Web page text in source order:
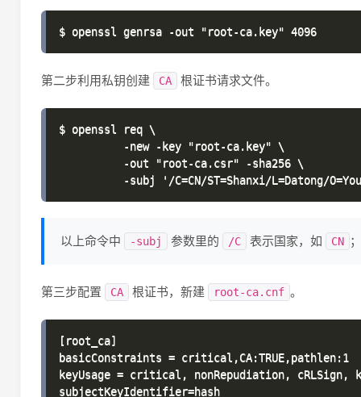
第二步利用私钥创建 CA 根证书请求文件。
$ openssl req \
          -new -key "root-ca.key" \
          -out "root-ca.csr" -sha256 \
以上命令中 -subj 参数里的 /C 表示国家，如 CN ；
第三步配置 CA 根证书，新建 root-ca.cnf 。
[root_ca]
basicConstraints = critical,CA:TRUE,pathlen:1
keyUsage = critical, nonRepudiation, cRLSign,